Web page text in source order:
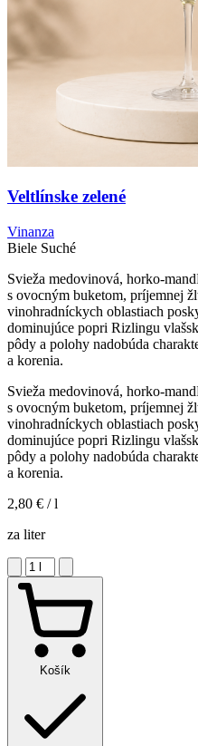
Veltlínske zelené
Vinanza
Biele Suché
Svieža medovinová, horko-
s ovocným buketom, príjemnej
vinohradníckych oblastiach
dominujúce popri Rizlingu
pôdy a polohy nadobúda
a korenia.
Svieža medovinová, horko-
s ovocným buketom, príjemnej
vinohradníckych oblastiach
dominujúce popri Rizlingu
pôdy a polohy nadobúda
a korenia.
2,80 € / l
za liter
Košík